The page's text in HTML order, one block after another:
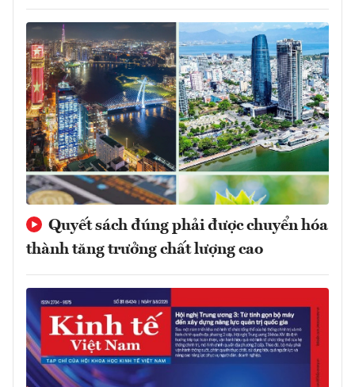
Quyết sách đúng phải được chuyển hóa
thành tăng trưởng chất lượng cao